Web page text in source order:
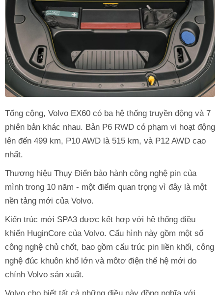
Tổng cộng, Volvo EX60 có ba hệ thống truyền động và 7
phiên bản khác nhau. Bản P6 RWD có phạm vi hoạt động
lên đến 499 km, P10 AWD là 515 km, và P12 AWD cao
nhất.
Thương hiệu Thụy Điển bảo hành công nghệ pin của
mình trong 10 năm - một điểm quan trọng vì đây là một
nền tảng mới của Volvo.
Kiến trúc mới SPA3 được kết hợp với hệ thống điều
khiển HuginCore của Volvo. Cấu hình này gồm một số
công nghệ chủ chốt, bao gồm cấu trúc pin liền khối, công
nghệ đúc khuôn khổ lớn và môtơ điện thế hệ mới do
chính Volvo sản xuất.